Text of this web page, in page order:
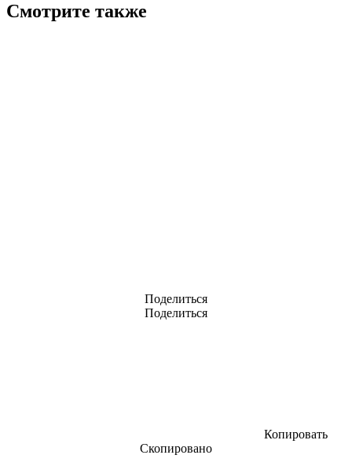
Смотрите также
Поделиться
Поделиться
Копировать
Скопировано